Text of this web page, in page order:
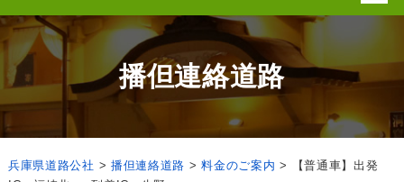
播但連絡道路
兵庫県道路公社 > 播但連絡道路 >料金のご案内 >
【普通車】出発